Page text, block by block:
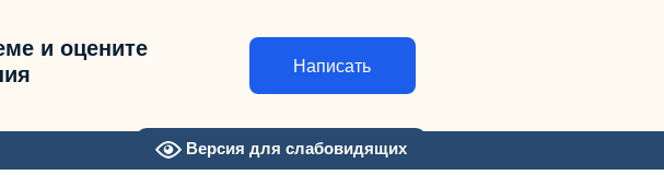
и оцените
Написать
Версия для слабовидящих